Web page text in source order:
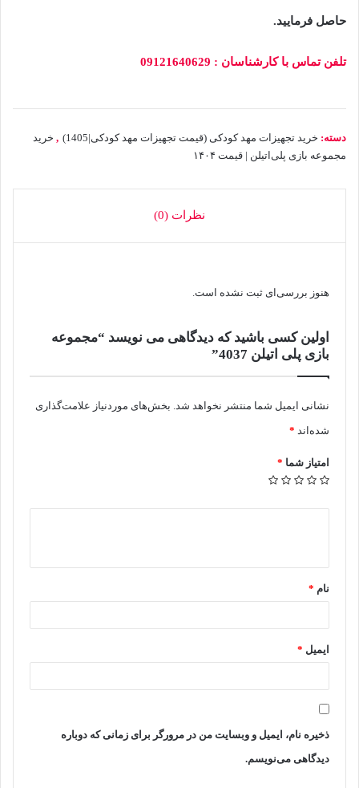
حاصل فرمایید.
تلفن تماس با کارشناسان : 09121640629
دسته: خرید تجهیزات مهد کودکی (قیمت تجهیزات مهد کودکی|1405) , خرید
مجموعه بازی پلی‌اتیلن | قیمت ۱۴۰۴
نظرات (0)
هنوز بررسی‌ای ثبت نشده است.
اولین کسی باشید که دیدگاهی می نویسد “مجموعه
بازی پلی اتیلن 4037”
نشانی ایمیل شما منتشر نخواهد شد. بخش‌های موردنیاز علامت‌گذاری
شده‌اند *
امتیاز شما *
د
گ
ش
م
ا
*
نام *
ایمیل *
ذخیره نام، ایمیل و وبسایت من در مرورگر برای زمانی که دوباره
دیدگاهی می‌نویسم.